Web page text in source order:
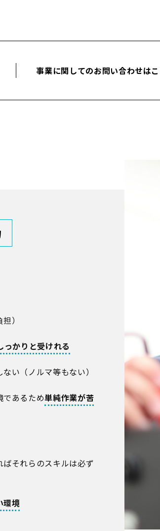
事業に関してのお問い合わせは
）
っかりと受けれる
い（ノルマ等もない）
であるため単純作業が苦
ばそれらのスキルは必ず
環境